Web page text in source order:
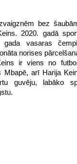
bez
2020. gadā
vasaras
norises
ir viens no
arī Harija
guvēju, labāko